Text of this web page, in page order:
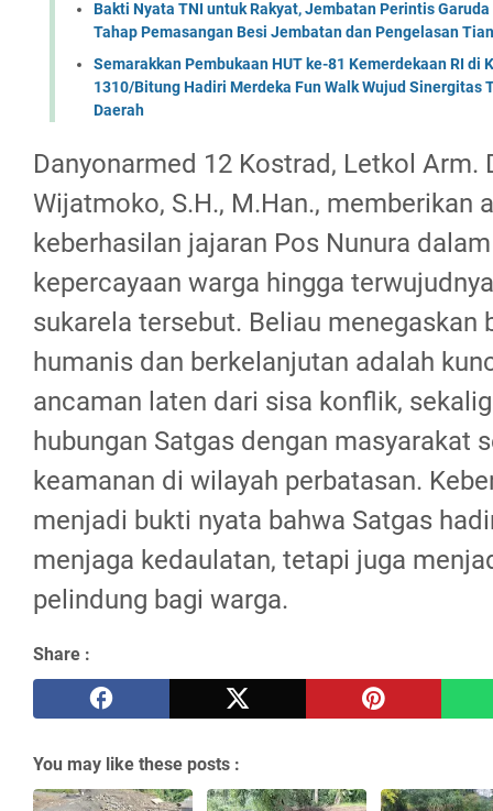
Bakti Nyata TNI untuk Rakyat, Jembatan Perintis
Tahap Pemasangan Besi Jembatan dan Pengelasan
Semarakkan Pembukaan HUT ke-81 Kemerdekaan RI di
1310/Bitung Hadiri Merdeka Fun Walk Wujud Sinergitas
Daerah
Danyonarmed 12 Kostrad, Letkol Arm.
Wijatmoko, S.H., M.Han., memberikan
keberhasilan jajaran Pos Nunura
kepercayaan warga hingga
sukarela tersebut. Beliau menegaskan
humanis dan berkelanjutan adalah
ancaman laten dari sisa konflik,
hubungan Satgas dengan masyarakat
keamanan di wilayah perbatasan.
menjadi bukti nyata bahwa Satgas
menjaga kedaulatan, tetapi juga
pelindung bagi warga.
Share :
You may like these posts :